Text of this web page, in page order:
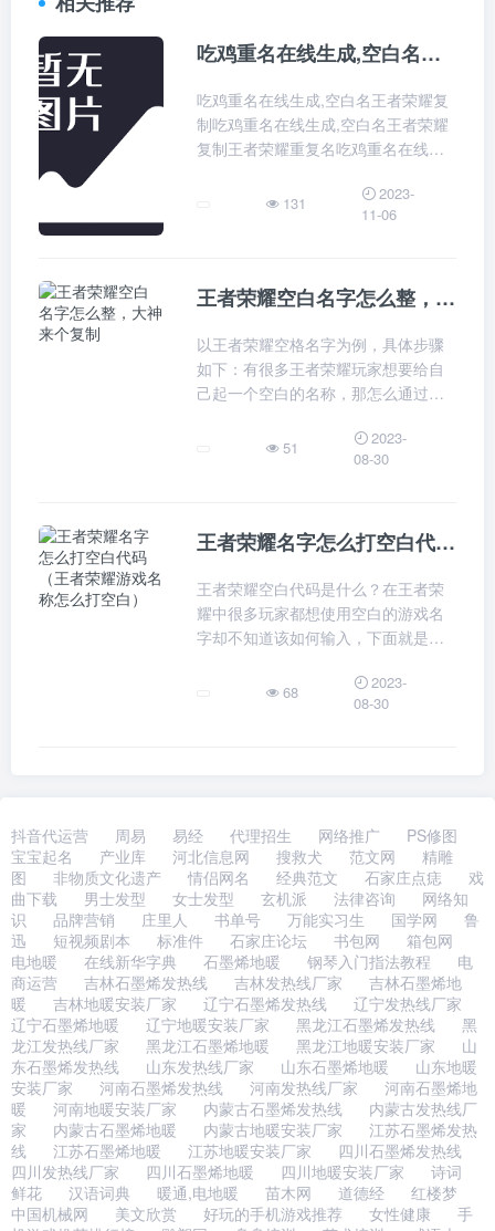
吃鸡重名在线生成,空白名王者荣耀复制
吃鸡重名在线生成,空白名王者荣耀复
制吃鸡重名在线生成,空白名王者荣耀
复制王者荣耀重复名吃鸡重名在线生
是很怀念那种感觉。
131
2023-
11-06
王者荣耀空白名字怎么整，大神来个复制
以王者荣耀空格名字为例，具体步骤
如下：有很多王者荣耀玩家想要给自
己起一个空白的名称，那怎么通过空
51
2023-
08-30
王者荣耀名字怎么打空白代码（王者荣耀游戏名称怎么打空白）
王者荣耀空白代码是什么？在王者荣
耀中很多玩家都想使用空白的游戏名
字却不知道该如何输入，下面就是小
如何在游戏中输入空白名字的小伙伴
们一起来看看吧！王者荣耀空白代码
68
2023-
08-30
抖音代运营 周易 易经 代理招生 网络推广
PS修图
宝宝起名
产业库 河北信息网 搜救犬 范文网
精雕
图
非物质文化遗产 情侣网名 经典范文 石家庄点痣
戏
曲下载
男士发型 女士发型 玄机派 法律咨询
网络知
识
品牌营销 庄里人 书单号 万能实习生 国学网
鲁
迅
短视频剧本 标准件 石家庄论坛 书包网
箱包网
电地暖
在线新华字典 石墨烯地暖 钢琴入门指法教程
电
商运营
吉林石墨烯发热线 吉林发热线厂家
吉林石墨烯地
暖
吉林地暖安装厂家 辽宁石墨烯发热线
辽宁发热线厂家
辽宁石墨烯地暖
辽宁地暖安装厂家 黑龙江石墨烯发热线
黑
龙江发热线厂家
黑龙江石墨烯地暖 黑龙江地暖安装厂家
山
东石墨烯发热线
山东发热线厂家 山东石墨烯地暖
山东地暖
安装厂家
河南石墨烯发热线 河南发热线厂家
河南石墨烯地
暖
河南地暖安装厂家 内蒙古石墨烯发热线
内蒙古发热线厂
家
内蒙古石墨烯地暖 内蒙古地暖安装厂家
江苏石墨烯发热
线
江苏石墨烯地暖 江苏地暖安装厂家
四川石墨烯发热线
四川发热线厂家
四川石墨烯地暖 四川地暖安装厂家
诗词
鲜花
汉语词典 暖通,电地暖 苗木网 道德经
红楼梦
中国机械网
美文欣赏 好玩的手机游戏推荐 女性健康
手